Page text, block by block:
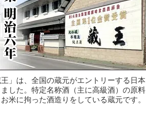
」は、全国の蔵元がエントリーする日本
した。特定名称酒（主に高級酒）の原料
米に拘った酒造りをしている蔵元です。